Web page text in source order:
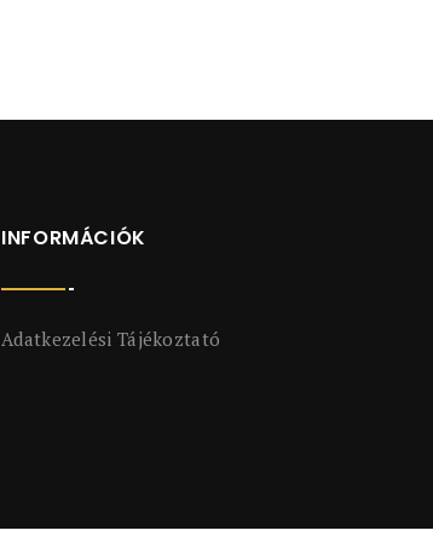
INFORMÁCIÓK
Adatkezelési Tájékoztató